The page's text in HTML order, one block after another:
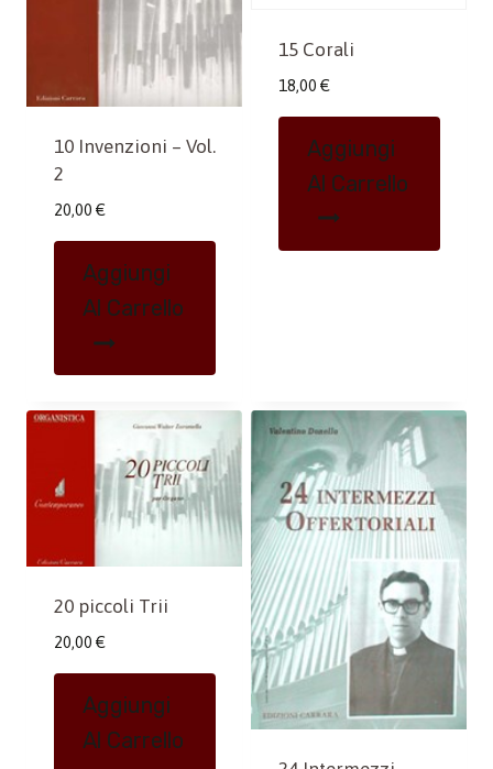
10 Invenzioni – Vol.
2
20,00 €
Aggiungi
Al Carrello
15 Corali
18,00 €
Aggiungi
Al Carrello
20 piccoli Trii
20,00 €
Aggiungi
Al Carrello